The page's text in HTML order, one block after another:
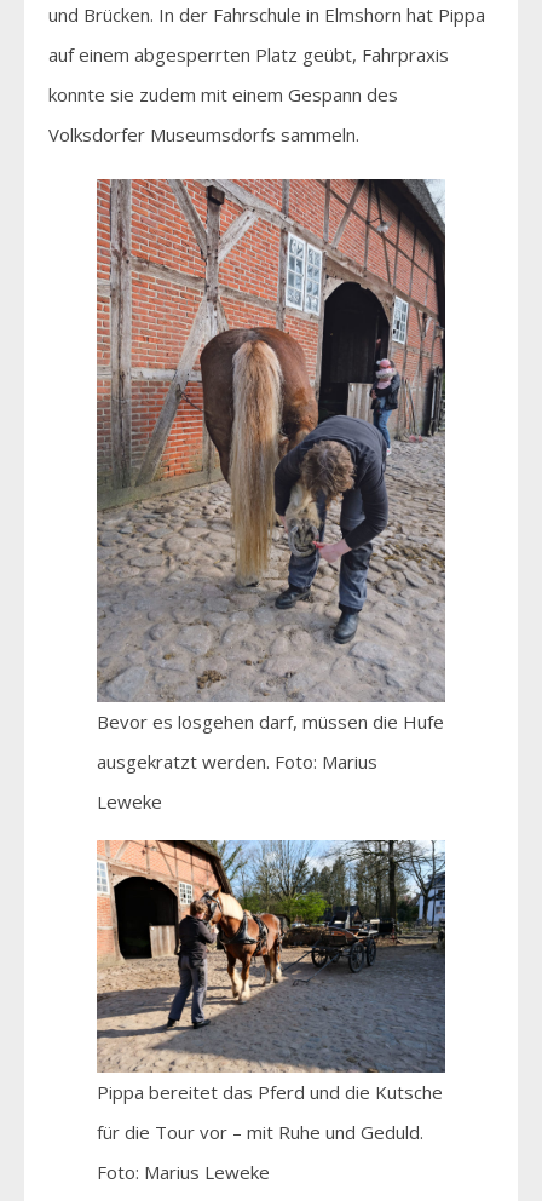
und Brücken. In der Fahrschule in Elmshorn hat Pippa
auf einem abgesperrten Platz geübt, Fahrpraxis
konnte sie zudem mit einem Gespann des
Volksdorfer Museumsdorfs sammeln.
Bevor es losgehen darf, müssen die Hufe
ausgekratzt werden. Foto: Marius
Leweke
Pippa bereitet das Pferd und die Kutsche
für die Tour vor – mit Ruhe und Geduld.
Foto: Marius Leweke